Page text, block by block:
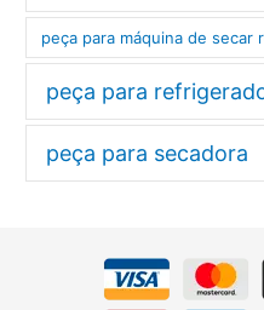
peça para máquina de secar
peça para
peça para secadora